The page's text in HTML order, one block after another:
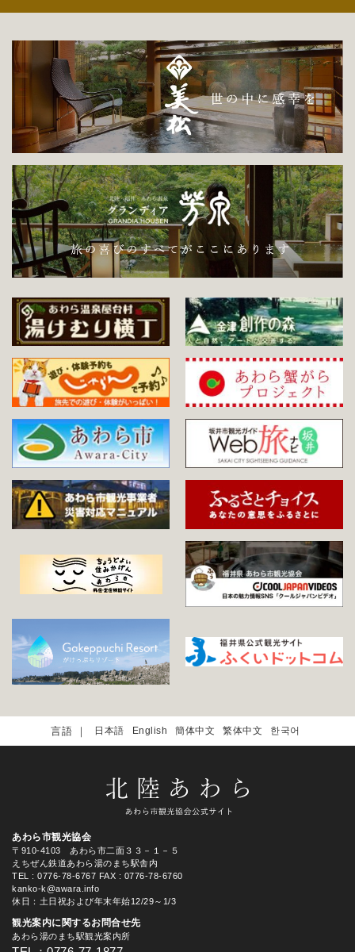
日本語 English 簡体中文 繁体中文 한국어
あわら市観光協会
〒910-4103 あわら市二面３３－１－５
えちぜん鉄道あわら湯のまち駅舎内
TEL
: 0776-78-6767 FAX : 0776-78-6760
kanko-k@awara.info
休日：土日祝および年末年始12/29～1/3
観光案内に関するお問合せ先
あわら湯のまち駅観光案内所